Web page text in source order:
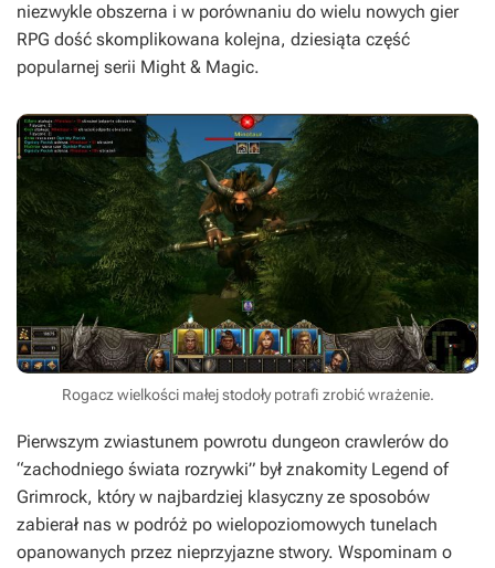
niezwykle obszerna i w porównaniu do wielu nowych gier
RPG dość skomplikowana kolejna, dziesiąta część
popularnej serii Might & Magic.
Rogacz wielkości małej stodoły potrafi zrobić wrażenie.
Pierwszym zwiastunem powrotu dungeon crawlerów do
“zachodniego świata rozrywki” był znakomity Legend of
Grimrock, który w najbardziej klasyczny ze sposobów
zabierał nas w podróż po wielopoziomowych tunelach
opanowanych przez nieprzyjazne stwory. Wspominam o